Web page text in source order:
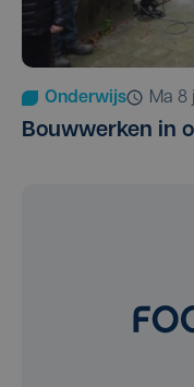
Onderwijs ma
Bouwwerken in